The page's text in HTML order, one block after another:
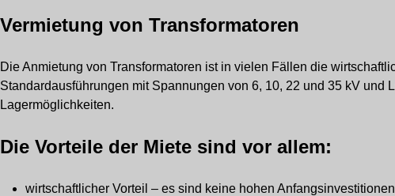
Vermietung von Transformatoren
Die Anmietung von Transformatoren ist in vielen Fällen die
Standardausführungen mit Spannungen von 6, 10, 22 und 35 kV
Lagermöglichkeiten.
Die Vorteile der Miete sind vor allem:
wirtschaftlicher Vorteil – es sind keine hohen